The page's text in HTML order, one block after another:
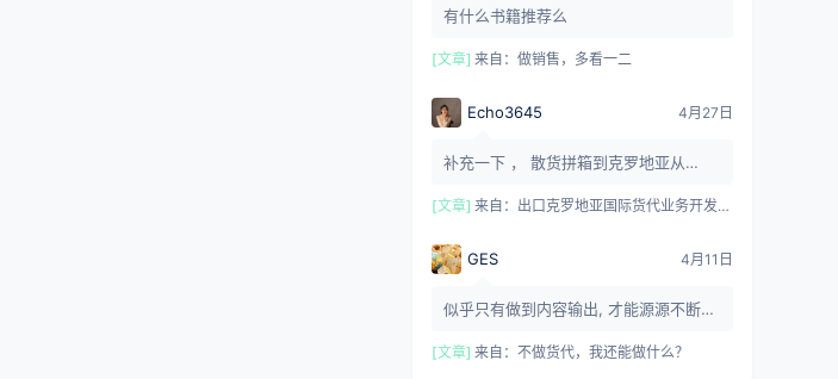
有什么书籍推荐么
[文章] 来自： 做销售，多看一二
Echo3645 4月27日
补充一下 ， 散货拼箱到克罗地亚从
在KOPER 支付完毕才安排转运的 ...
[文章] 来自： 出口克罗地亚国际货代业务开发指南
GES 4月11日
似乎只有做到内容输出, 才能源源不断的
命,它其实就是我自身的外显...
[文章] 来自： 不做货代，我还能做什么？